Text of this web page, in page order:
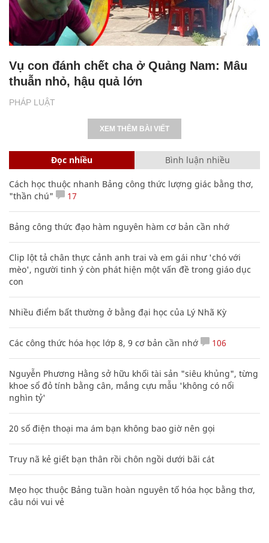
PHÁP LUẬT
Vụ con đánh chết cha ở Quảng Nam: Mâu
thuẫn nhỏ, hậu quả lớn
XEM THÊM BÀI VIẾT
Đọc nhiều Bình luận nhiều
Cách học thuộc nhanh Bảng công thức lượng giác bằng thơ,
"thần chú"
17
Bảng công thức đạo hàm nguyên hàm cơ bản cần nhớ
Clip lột tả chân thực cảnh anh trai và em gái như 'chó với
mèo', người tinh ý còn phát hiện một vấn đề trong giáo dục
con
Nhiều điểm bất thường ở bằng đại học của Lý Nhã Kỳ
Các công thức hóa học lớp 8, 9 cơ bản cần nhớ 106
Nguyễn Phương Hằng sở hữu khối tài sản "siêu khủng", từng
khoe sổ đỏ tính bằng cân, mắng cựu mẫu 'không có nổi
nghìn tỷ'
20 số điện thoại ma ám bạn không bao giờ nên gọi
Truy nã kẻ giết bạn thân rồi chôn ngồi dưới bãi cát
Mẹo học thuộc Bảng tuần hoàn nguyên tố hóa học bằng thơ,
câu nói vui vẻ